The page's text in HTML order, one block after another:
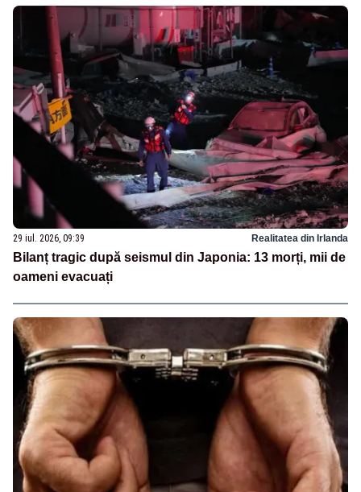
29 iul. 2026, 09:39 Realitatea din Irlanda
Bilanț tragic după seismul din Japonia: 13 morți, mii de
oameni evacuați